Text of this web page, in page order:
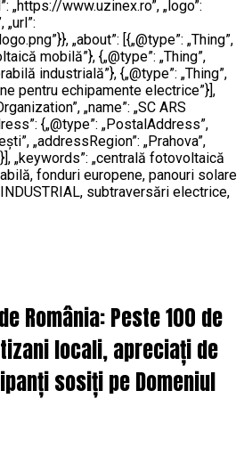
„https://www.uzinex.ro”, „logo”:
„url”:
„about”: [{„@type”: „Thing”,
mobilă”}, {„@type”: „Thing”,
industrială”}, {„@type”: „Thing”,
pentru echipamente electrice”}],
„name”: „SC ARS
{„@type”: „PostalAddress”,
„addressRegion”: „Prahova”,
„keywords”: „centrală fotovoltaică
fonduri europene, panouri solare
subtraversări electrice,
România: Peste 100 de
locali, apreciați de
sosiți pe Domeniul